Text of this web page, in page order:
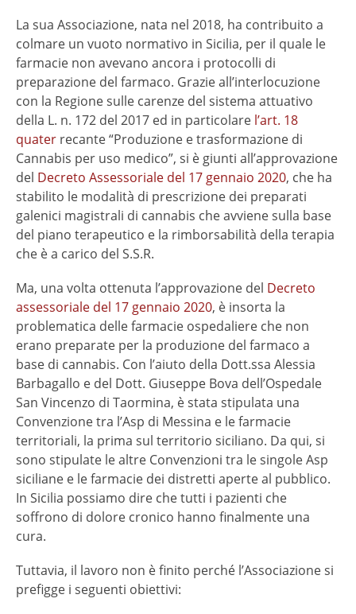
La sua Associazione, nata nel 2018, ha contribuito a
colmare un vuoto normativo in Sicilia, per il quale le
farmacie non avevano ancora i protocolli di
preparazione del farmaco. Grazie all’interlocuzione
con la Regione sulle carenze del sistema attuativo
della L. n. 172 del 2017 ed in particolare l’art. 18
quater recante “Produzione e trasformazione di
Cannabis per uso medico”, si è giunti all’approvazione
del Decreto Assessoriale del 17 gennaio 2020, che ha
stabilito le modalità di prescrizione dei preparati
galenici magistrali di cannabis che avviene sulla base
del piano terapeutico e la rimborsabilità della terapia
che è a carico del S.S.R.
Ma, una volta ottenuta l’approvazione del Decreto
assessoriale del 17 gennaio 2020, è insorta la
problematica delle farmacie ospedaliere che non
erano preparate per la produzione del farmaco a
base di cannabis. Con l’aiuto della Dott.ssa Alessia
Barbagallo e del Dott. Giuseppe Bova dell’Ospedale
San Vincenzo di Taormina, è stata stipulata una
Convenzione tra l’Asp di Messina e le farmacie
territoriali, la prima sul territorio siciliano. Da qui, si
sono stipulate le altre Convenzioni tra le singole Asp
siciliane e le farmacie dei distretti aperte al pubblico.
In Sicilia possiamo dire che tutti i pazienti che
soffrono di dolore cronico hanno finalmente una
cura.
Tuttavia, il lavoro non è finito perché l’Associazione si
prefigge i seguenti obiettivi: